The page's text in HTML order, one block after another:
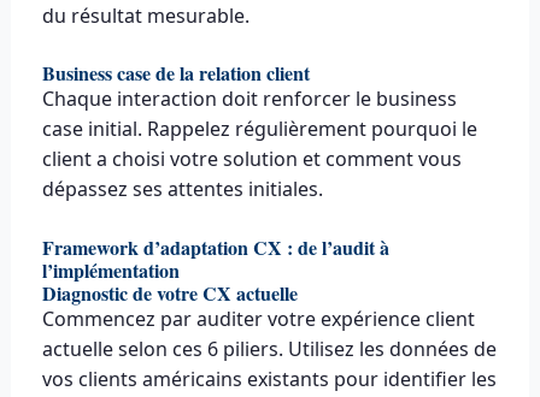
du résultat mesurable.
Business case de la relation client
Chaque interaction doit renforcer le business
case initial. Rappelez régulièrement pourquoi le
client a choisi votre solution et comment vous
dépassez ses attentes initiales.
Framework d’adaptation CX : de l’audit à
l’implémentation
Diagnostic de votre CX actuelle
Commencez par auditer votre expérience client
actuelle selon ces 6 piliers. Utilisez les données de
vos clients américains existants pour identifier les